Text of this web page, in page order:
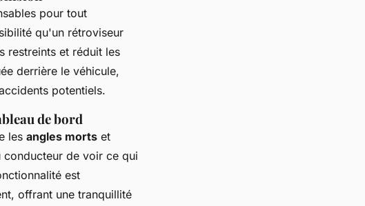
pour tout
qu'un rétroviseur
restreints et réduit les
derrière le véhicule,
potentiels.
de bord
les angles morts et
de voir ce qui
est
offrant une tranquillité